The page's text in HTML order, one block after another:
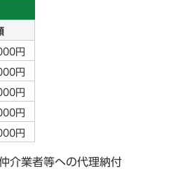
円
円
円
円
円
介業者等への代理納付